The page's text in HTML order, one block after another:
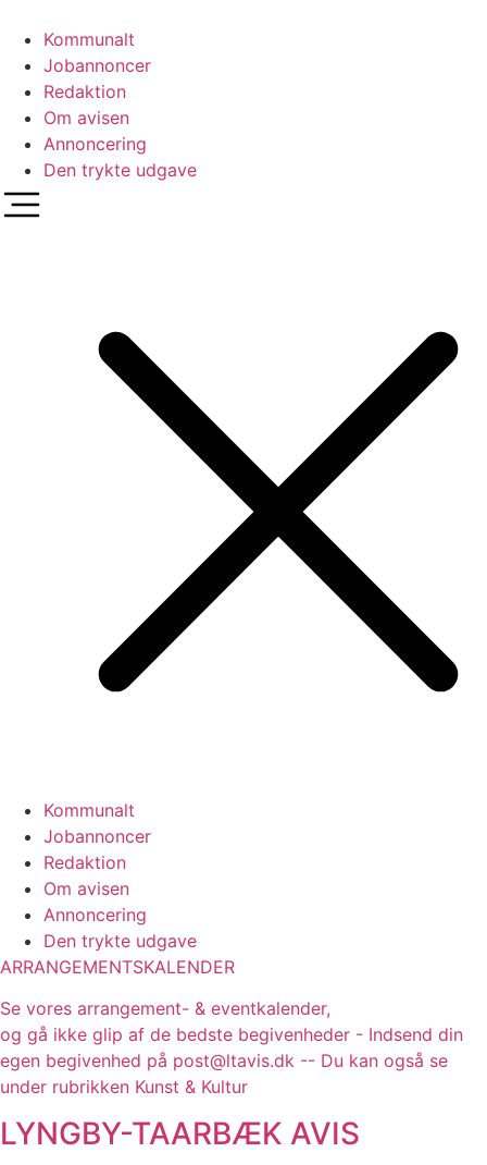
indhold
Kommunalt
Jobannoncer
Redaktion
Om avisen
Annoncering
Den trykte udgave
Kommunalt
Jobannoncer
Redaktion
Om avisen
Annoncering
Den trykte udgave
ARRANGEMENTSKALENDER
Se vores arrangement- & eventkalender,
og gå ikke glip af de bedste begivenheder - Indsend din
egen begivenhed på post@ltavis.dk -- Du kan også se
under rubrikken Kunst & Kultur
LYNGBY-TAARBÆK AVIS